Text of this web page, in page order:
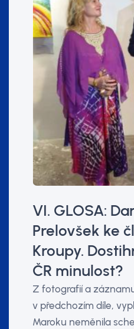
VI. GLOSA:
Prelovšek ke
Kroupy.
ČR minulost?
Z fotografií a
v předchozím díle,
Maroku neměnila